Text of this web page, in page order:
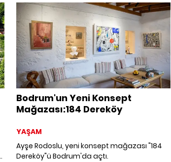
yürüyüş yapmak çok güzel olur değil mi? İşte
Avrupa'nın en fotojenik köyleri.
Bodrum'un Yeni Konsept
Mağazası:184 Dereköy
YAŞAM
Ayşe Rodoslu, yeni konsept mağazası "184
Dereköy"ü Bodrum'da açtı.